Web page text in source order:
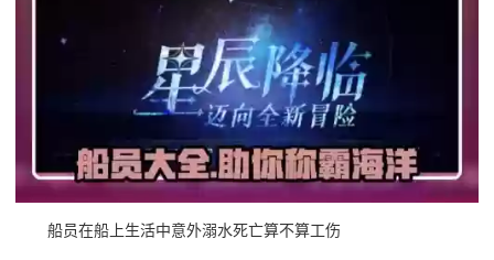
船员在船上生活中意外溺水死亡算不算工伤